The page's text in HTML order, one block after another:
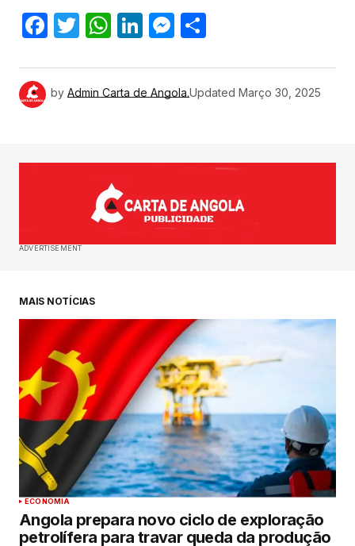
Facebook
Twitter
WhatsApp
LinkedIn
Messenger
by Admin Carta de Angola.Updated Março 30, 2025
ADVERTISEMENT
MAIS NOTÍCIAS
ECONOMIA
Angola prepara novo ciclo de exploração
petrolífera para travar queda da produção